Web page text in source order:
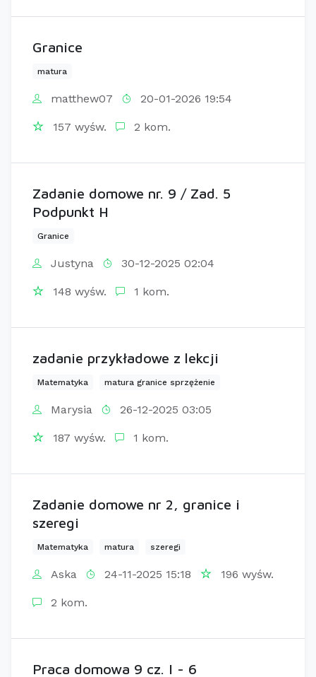
Granice
matura
matthew07 20-01-2026 19:54
157 wyśw. 2 kom.
Zadanie domowe nr. 9 / Zad. 5
Podpunkt H
Granice
Justyna 30-12-2025 02:04
148 wyśw. 1 kom.
zadanie przykładowe z lekcji
Matematyka matura granice sprzężenie
Marysia 26-12-2025 03:05
187 wyśw. 1 kom.
Zadanie domowe nr 2, granice i
szeregi
Matematyka matura szeregi
Aska 24-11-2025 15:18 196 wyśw.
2 kom.
Praca domowa 9 cz. I - 6